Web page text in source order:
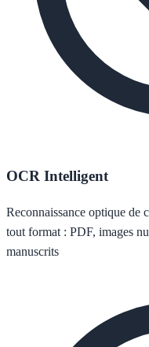
OCR Intelligent
Reconnaissance optique de
tout format : PDF, images
manuscrits